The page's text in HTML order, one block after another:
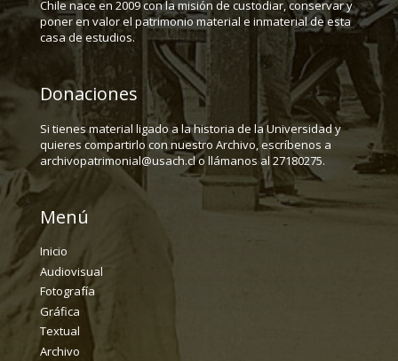
Chile nace en 2009 con la misión de custodiar, conservar y
poner en valor el patrimonio material e inmaterial de esta
casa de estudios.
Donaciones
Si tienes material ligado a la historia de la Universidad y
quieres compartirlo con nuestro Archivo, escríbenos a
archivopatrimonial@usach.cl o llámanos al 27180275.
Menú
Inicio
Audiovisual
Fotografía
Gráfica
Textual
Archivo